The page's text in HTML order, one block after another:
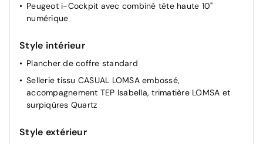
son entretien amont est certifié par le constructeur et
reconnu par les garages du réseau, sans qu'il soit
Peugeot i-Cockpit avec combiné tête haute 10"
numérique
Style intérieur
Plancher de coffre standard
Sellerie tissu CASUAL LOMSA embossé,
accompagnement TEP Isabella, trimatière LOMSA et
surpiqûres Quartz
Style extérieur